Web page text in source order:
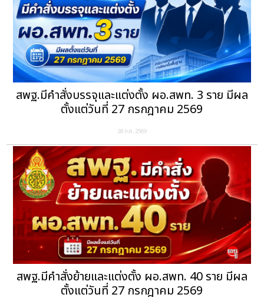
สพฐ.มีคำสั่งบรรจุและแต่งตั้ง ผอ.สพท. 3 ราย มีผล
ตั้งแต่วันที่ 27 กรกฎาคม 2569
28 ก.ค. 2569
สพฐ.มีคำสั่งย้ายและแต่งตั้ง ผอ.สพท. 40 ราย มีผล
ตั้งแต่วันที่ 27 กรกฎาคม 2569